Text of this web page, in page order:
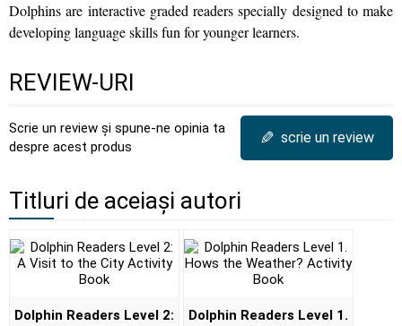
Dolphins are interactive graded readers specially designed to make
developing language skills fun for younger learners.
REVIEW-URI
Scrie un review și spune-ne opinia ta
despre acest produs
✎ scrie un review
Titluri de aceiași autori
Dolphin Readers Level 2:
Dolphin Readers Level 1.